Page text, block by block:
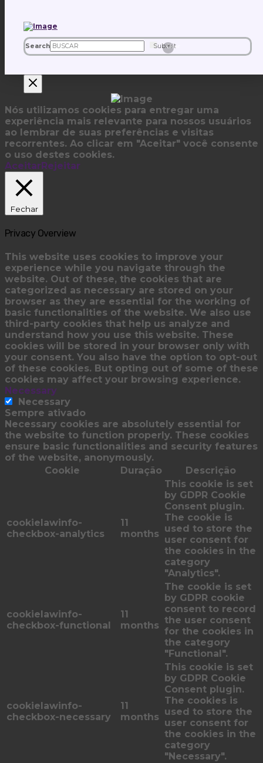
Search Submit
Clear
Nós utilizamos cookies para entregar uma
experiência mais relevante para nossos usuários
ao lembrar de suas preferências e visitas
recorrentes. Ao clicar em "Aceitar" você consente
o uso destes cookies.
AceitarRejeitar
Fechar
Privacy Overview
This website uses cookies to improve your
experience while you navigate through the
website. Out of these, the cookies that are
categorized as necessary are stored on your
browser as they are essential for the working of
basic functionalities of the website. We also use
third-party cookies that help us analyze and
understand how you use this website. These
cookies will be stored in your browser only with
your consent. You also have the option to opt-out
of these cookies. But opting out of some of these
cookies may affect your browsing experience.
Necessary
Necessary
Sempre ativado
Necessary cookies are absolutely essential for
the website to function properly. These cookies
ensure basic functionalities and security features
of the website, anonymously.
Cookie
Duração Descrição
cookielawinfo-
checkbox-analytics
11
months
This cookie is set
by GDPR Cookie
Consent plugin.
The cookie is
used to store the
user consent for
the cookies in the
category
"Analytics".
cookielawinfo-
checkbox-functional
11
months
The cookie is set
by GDPR cookie
consent to record
the user consent
for the cookies in
the category
"Functional".
cookielawinfo-
checkbox-necessary
11
months
This cookie is set
by GDPR Cookie
Consent plugin.
The cookies is
used to store the
user consent for
the cookies in the
category
"Necessary".